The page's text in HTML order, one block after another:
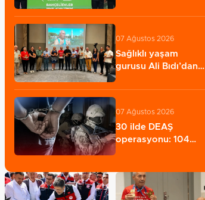
07 Ağustos 2026
Sağlıklı yaşam
gurusu Ali Bıdı’dan
07 Ağustos 2026
30 ilde DEAŞ
operasyonu: 104